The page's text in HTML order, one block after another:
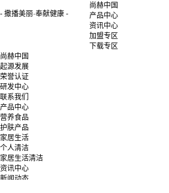
- 撒播美丽·奉献健康 -
尚赫中国
产品中心
资讯中心
加盟专区
下载专区
尚赫中国
起源发展
荣誉认证
研发中心
联系我们
产品中心
营养食品
护肤产品
家居生活
个人清洁
家居生活清洁
资讯中心
新闻动态